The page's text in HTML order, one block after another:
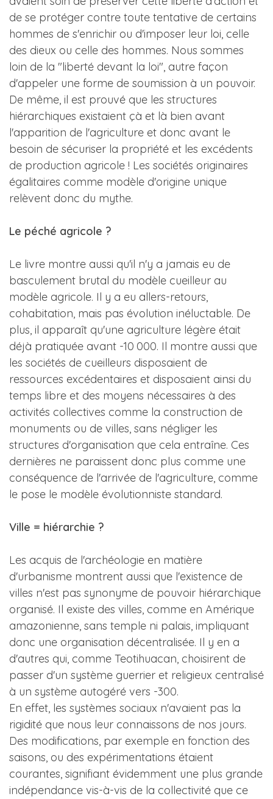
de se protéger contre toute tentative de certains
hommes de s'enrichir ou d'imposer leur loi, celle
des dieux ou celle des hommes. Nous sommes
loin de la "liberté devant la loi", autre façon
d'appeler une forme de soumission à un pouvoir.
De même, il est prouvé que les structures
hiérarchiques existaient çà et là bien avant
l'apparition de l'agriculture et donc avant le
besoin de sécuriser la propriété et les excédents
de production agricole ! Les sociétés originaires
égalitaires comme modèle d'origine unique
relèvent donc du mythe.
Le péché agricole ?
Le livre montre aussi qu'il n'y a jamais eu de
basculement brutal du modèle cueilleur au
modèle agricole. Il y a eu allers-retours,
cohabitation, mais pas évolution inéluctable. De
plus, il apparaît qu'une agriculture légère était
déjà pratiquée avant -10 000. Il montre aussi que
les sociétés de cueilleurs disposaient de
ressources excédentaires et disposaient ainsi du
temps libre et des moyens nécessaires à des
activités collectives comme la construction de
monuments ou de villes, sans négliger les
structures d'organisation que cela entraîne. Ces
dernières ne paraissent donc plus comme une
conséquence de l'arrivée de l'agriculture, comme
le pose le modèle évolutionniste standard.
Ville = hiérarchie ?
Les acquis de l'archéologie en matière
d'urbanisme montrent aussi que l'existence de
villes n'est pas synonyme de pouvoir hiérarchique
organisé. Il existe des villes, comme en Amérique
amazonienne, sans temple ni palais, impliquant
donc une organisation décentralisée. Il y en a
d'autres qui, comme Teotihuacan, choisirent de
passer d'un système guerrier et religieux centralisé
à un système autogéré vers -300.
En effet, les systèmes sociaux n'avaient pas la
rigidité que nous leur connaissons de nos jours.
Des modifications, par exemple en fonction des
saisons, ou des expérimentations étaient
courantes, signifiant évidemment une plus grande
indépendance vis-à-vis de la collectivité que ce